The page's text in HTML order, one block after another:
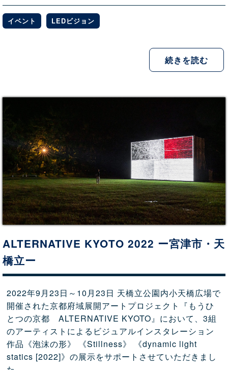
イベント LEDビジョン
続きを読む
ALTERNATIVE KYOTO 2022 ー宮津市・天
橋立ー
2022年9月23日～10月23日 天橋立公園内小天橋広場で
開催された京都府域展開アートプロジェクト『もうひ
とつの京都 ALTERNATIVE KYOTO』において、3組
のアーティストによるビジュアルインスタレーション
作品《泡沫の形》 《Stillness》 《dynamic light
statics [2022]》の展示をサポートさせていただきまし